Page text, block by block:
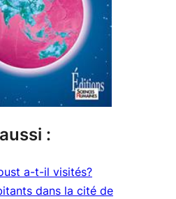
:
a-t-il visités?
dans la cité de